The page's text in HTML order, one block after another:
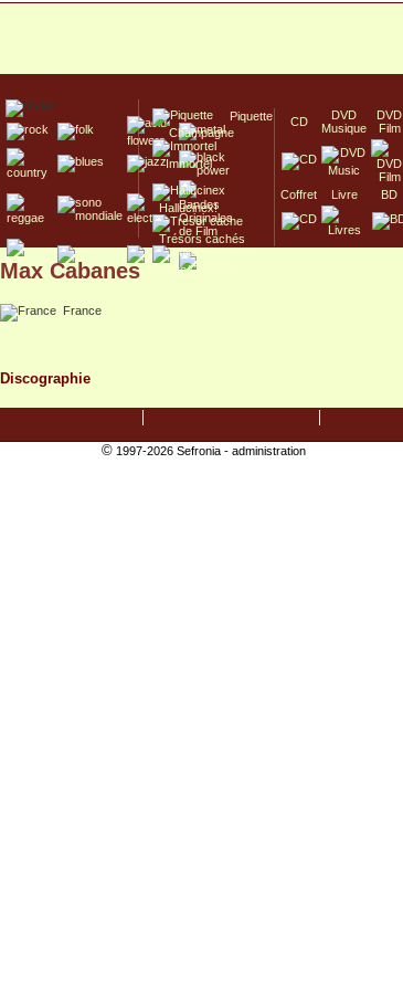
Piquette
Champagne
Immortel
Hallucinex!
Trésors cachés
Culte/Collector
CD
DVD
Musique
DVD
Film
Coffret Livre BD
Max Cabanes
France
Discographie
©1997-2026 Sefronia - administration